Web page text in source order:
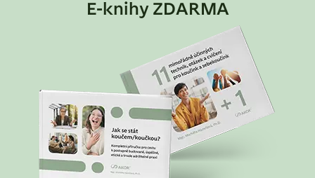
E-knihy ZDARMA